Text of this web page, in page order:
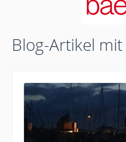
Blog-Artikel